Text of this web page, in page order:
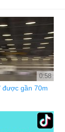
0:58
được gần 70m